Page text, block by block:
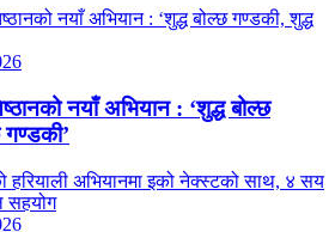
नयाँ अभियान : ‘शुद्ध बोल्छ